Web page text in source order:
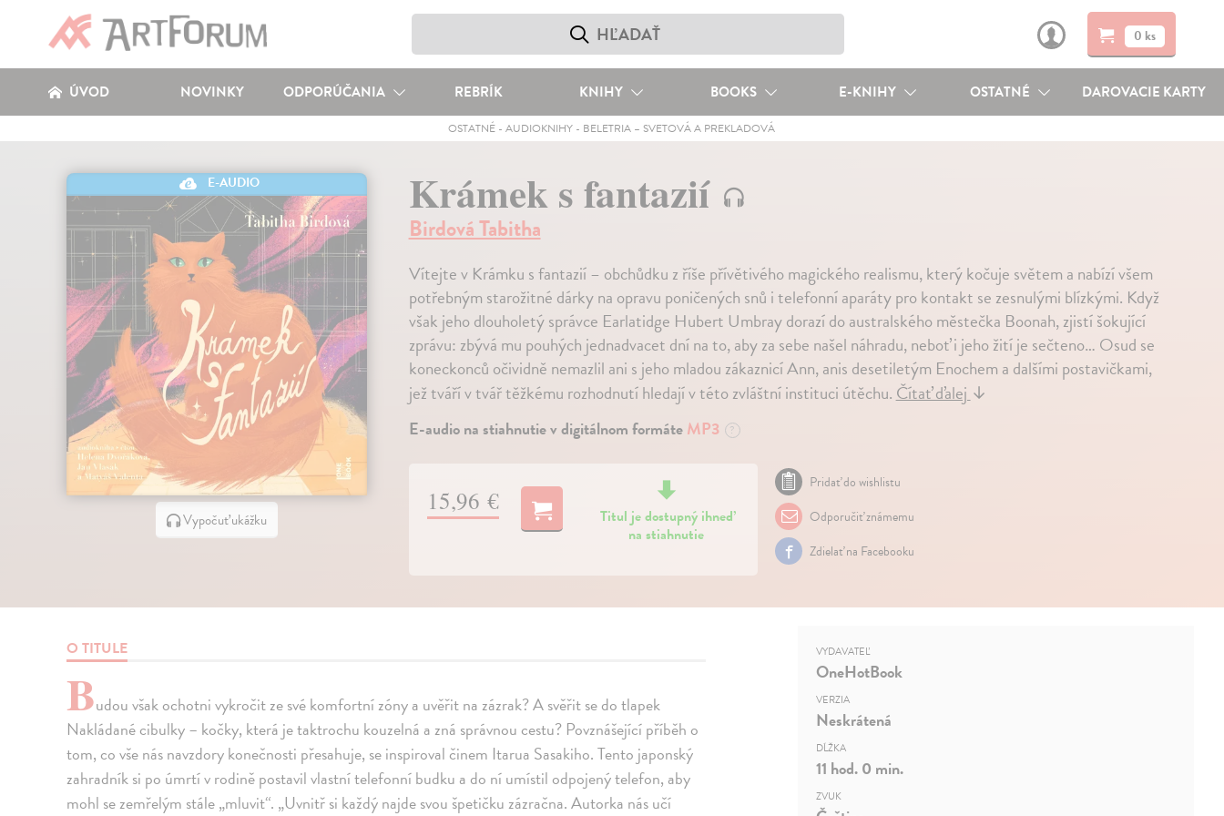
0 ks
ÚVOD NOVINKY ODPORÚČANIA REBRÍK KNIHY BOOKS E-KNIHY OSTATNÉ DAROVACIE KARTY
OSTATNÉ -AUDIOKNIHY - BELETRIA – SVETOVÁ A PREKLADOVÁ
E-AUDIO
Vypočuť ukážku
Krámek s fantazií
Birdová Tabitha
Vítejte v Krámku s fantazií – obchůdku z říše přívětivého magického realismu, který kočuje světem a nabízí všem
potřebným starožitné dárky na opravu poničených snů i telefonní aparáty pro kontakt se zesnulými blízkými. Když
však jeho dlouholetý správce Earlatidge Hubert Umbray dorazí do australského městečka Boonah, zjistí šokující
zprávu: zbývá mu pouhých jednadvacet dní na to, aby za sebe našel náhradu, neboť i jeho žití je sečteno… Osud se
koneckonců očividně nemazlil ani s jeho mladou zákaznicí Ann, anis desetiletým Enochem a dalšími postavičkami,
jež tváří v tvář těžkému rozhodnutí hledají v této zvláštní instituci útěchu.Čítať ďalej↓
E-audio na stiahnutie v digitálnom formáteMP3 ?
15,96 €
Titul je dostupný ihneď
na stiahnutie
Pridať do wishlistu
Odporučiť známemu
Zdielať na Facebooku
O TITULE
Budou však ochotni vykročit ze své komfortní zóny a uvěřit na zázrak? A svěřit se do tlapek
Nakládané cibulky – kočky, která je taktrochu kouzelná a zná správnou cestu? Povznášející příběh o
tom, co vše nás navzdory konečnosti přesahuje, se inspiroval činem Itarua Sasakiho. Tento japonský
zahradník si po úmrtí v rodině postavil vlastní telefonní budku a do ní umístil odpojený telefon, aby
mohl se zemřelým stále „mluvit“. „Uvnitř si každý najde svou špetičku zázračna. Autorka nás učí
VYDAVATEĽ
OneHotBook
VERZIA
Neskrátená
DĹŽKA
11 hod. 0 min.
ZVUK